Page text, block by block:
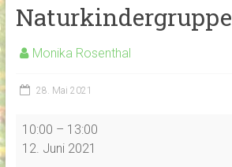
Naturkindergruppe
Monika Rosenthal
28. Mai 2021
10:00 – 13:00
12. Juni 2021